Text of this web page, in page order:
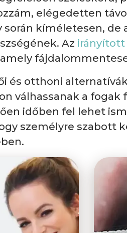
elégedetten
során kíméletesen,
Az irányított
és otthoni
válhassanak a fogak
időben fel lehet
személyre szabott